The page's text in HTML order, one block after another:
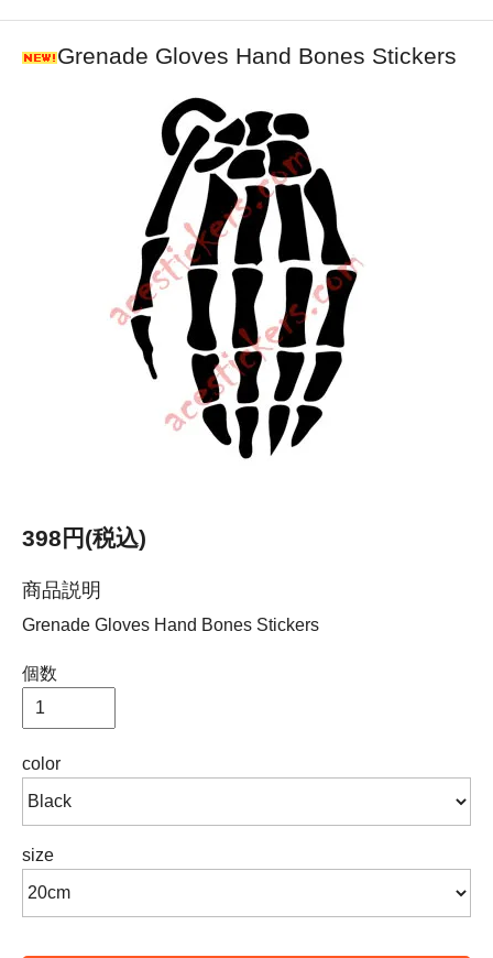
Grenade Gloves Hand Bones Stickers
398円(税込)
商品説明
Grenade Gloves Hand Bones Stickers
個数
color
size